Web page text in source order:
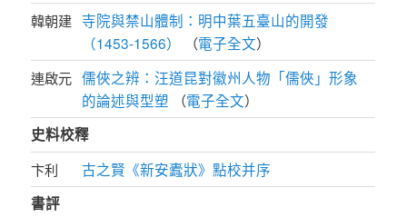
韓朝建 寺院與禁山體制：明中葉五臺山的開發
（1453-1566）
（電子全文）
連啟元 儒俠之辨：汪道昆對徽州人物「儒俠」形象
的論述與型塑 （電子全文）
史料校釋
卞利
古之賢《新安蠹狀》點校并序
書評